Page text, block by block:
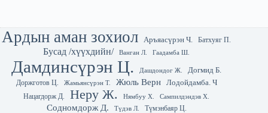
Ардын аман зохиол Аръяасүрэн Ч. Батхуяг П.
Бусад /хүүхдийн/ Ванган Л. Гаадамба Ш.
Дамдинсүрэн Ц. Дашдондог Ж.
Догмид Б.
Доржготов Ц.
Жамьянсүрэн Т. Жюль Верн Лодойдамба. Ч
Нацагдорж Д. Неру Ж. Нямбуу Х. Сампилдэндэв Х.
Содномдорж Д. Түдэв Л. Түмэнбаяр Ц.